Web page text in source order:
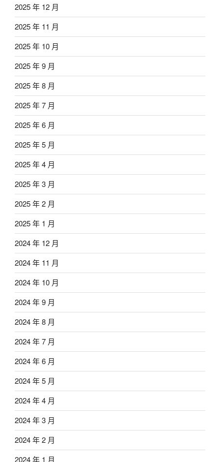
2025 年 12 月
2025 年 11 月
2025 年 10 月
2025 年 9 月
2025 年 8 月
2025 年 7 月
2025 年 6 月
2025 年 5 月
2025 年 4 月
2025 年 3 月
2025 年 2 月
2025 年 1 月
2024 年 12 月
2024 年 11 月
2024 年 10 月
2024 年 9 月
2024 年 8 月
2024 年 7 月
2024 年 6 月
2024 年 5 月
2024 年 4 月
2024 年 3 月
2024 年 2 月
2024 年 1 月